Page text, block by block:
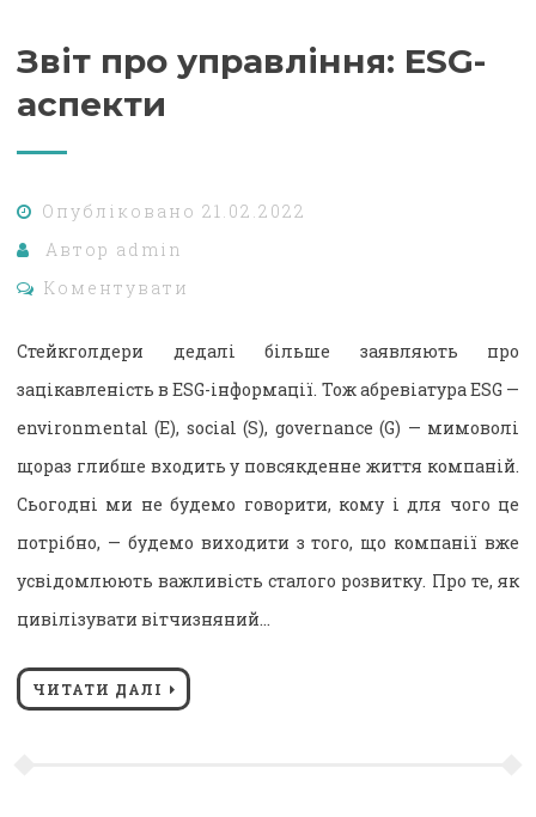
Звіт про управління: ESG-
аспекти
Опубліковано 21.02.2022
Автор admin
Коментувати
Cтейкголдери дедалі більше заявляють про
зацікавленість в ESG-інформації. Тож абревіатура ESG —
environmental (E), social (S), governance (G) — мимоволі
щораз глибше входить у повсякденне життя компаній.
Сьогодні ми не будемо говорити, кому і для чого це
потрібно, — будемо виходити з того, що компанії вже
усвідомлюють важливість сталого розвитку. Про те, як
цивілізувати вітчизняний…
ЧИТАТИ ДАЛІ